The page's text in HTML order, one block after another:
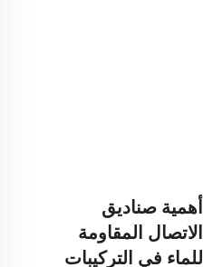
أهمية صناديق
الاتصال المقاومة
للماء في التركيبات